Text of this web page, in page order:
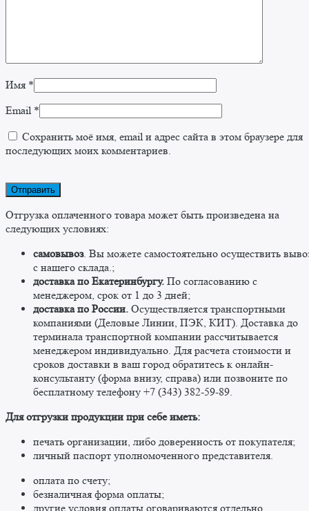
Имя *
Email *
Сохранить моё имя, email и адрес сайта в этом браузере для
последующих моих комментариев.
Отгрузка оплаченного товара может быть произведена на
следующих условиях:
самовывоз. Вы можете самостоятельно осуществить
c нашего склада.;
доставка по Екатеринбургу. По согласованию с
менеджером, срок от 1 до 3 дней;
доставка по России. Осуществляется транспортными
компаниями (Деловые Линии, ПЭК, КИТ). Доставка до
терминала транспортной компании рассчитывается
менеджером индивидуально. Для расчета стоимости и
сроков доставки в ваш город обратитесь к онлайн-
консультанту (форма внизу, справа) или позвоните по
бесплатному телефону +7 (343) 382-59-89. ​
​Для отгрузки продукции при себе иметь:
печать организации, либо доверенность от покупателя;
личный паспорт уполномоченного представителя.
оплата по счету;
безналичная форма оплаты;
другие условия оплаты оговариваются отдельно. ​